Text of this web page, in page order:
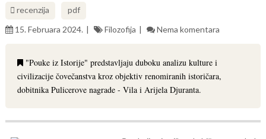
recenzija
pdf
15. Februara 2024.
Filozofija Nema komentara
"Pouke iz Istorije" predstavljaju duboku analizu kulture i
civilizacije čovečanstva kroz objektiv renomiranih istoričara,
dobitnika Pulicerove nagrade - Vila i Arijela Djuranta.